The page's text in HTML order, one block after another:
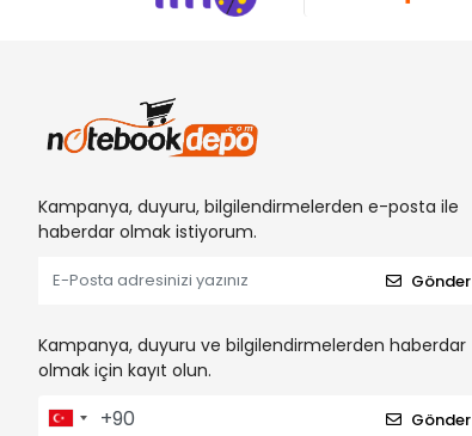
Kampanya, duyuru, bilgilendirmelerden e-posta ile
haberdar olmak istiyorum.
Gönder
Kampanya, duyuru ve bilgilendirmelerden haberdar
olmak için kayıt olun.
Gönder